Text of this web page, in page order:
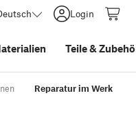
Login
Teile&
Reparatur im Werk